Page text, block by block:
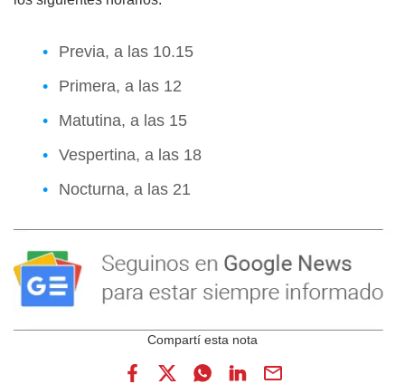
Previa, a las 10.15
Primera, a las 12
Matutina, a las 15
Vespertina, a las 18
Nocturna, a las 21